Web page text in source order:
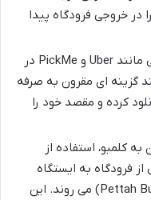
در خروجی فرودگاه پیدا
اپلیکیشن هایی مانند Uber و PickMe در
گزینه ای مقرون به صرفه
کرده و مقصد خود را
کلمبو، استفاده از
فرودگاه به ایستگاه
مرکزی اتوبوس در کلمبو (Pettah Bus Stand) می روند. این